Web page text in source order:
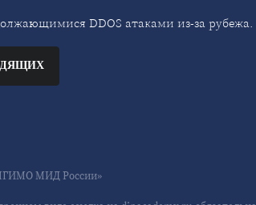
DDOS атаками из-за рубежа.
МИД России»